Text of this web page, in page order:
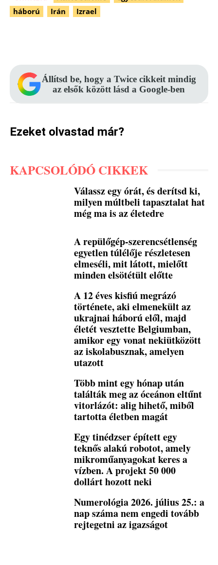
háború
Irán Izrael
Állítsd be, hogy a Twice cikkeit mindig
az elsők között lásd a Google-ben
Ezeket olvastad már?
KAPCSOLÓDÓ CIKKEK
Válassz egy órát, és derítsd ki,
milyen múltbeli tapasztalat hat
még ma is az életedre
A repülőgép-szerencsétlenség
egyetlen túlélője részletesen
elmeséli, mit látott, mielőtt
minden elsötétült előtte
A 12 éves kisfiú megrázó
története, aki elmenekült az
ukrajnai háború elől, majd
életét vesztette Belgiumban,
amikor egy vonat nekiütközött
az iskolabusznak, amelyen
utazott
Több mint egy hónap után
találták meg az óceánon eltűnt
vitorlázót: alig hihető, miből
tartotta életben magát
Egy tinédzser épített egy
teknős alakú robotot, amely
mikroműanyagokat keres a
vízben. A projekt 50 000
dollárt hozott neki
Numerológia 2026. július 25.: a
nap száma nem engedi tovább
rejtegetni az igazságot